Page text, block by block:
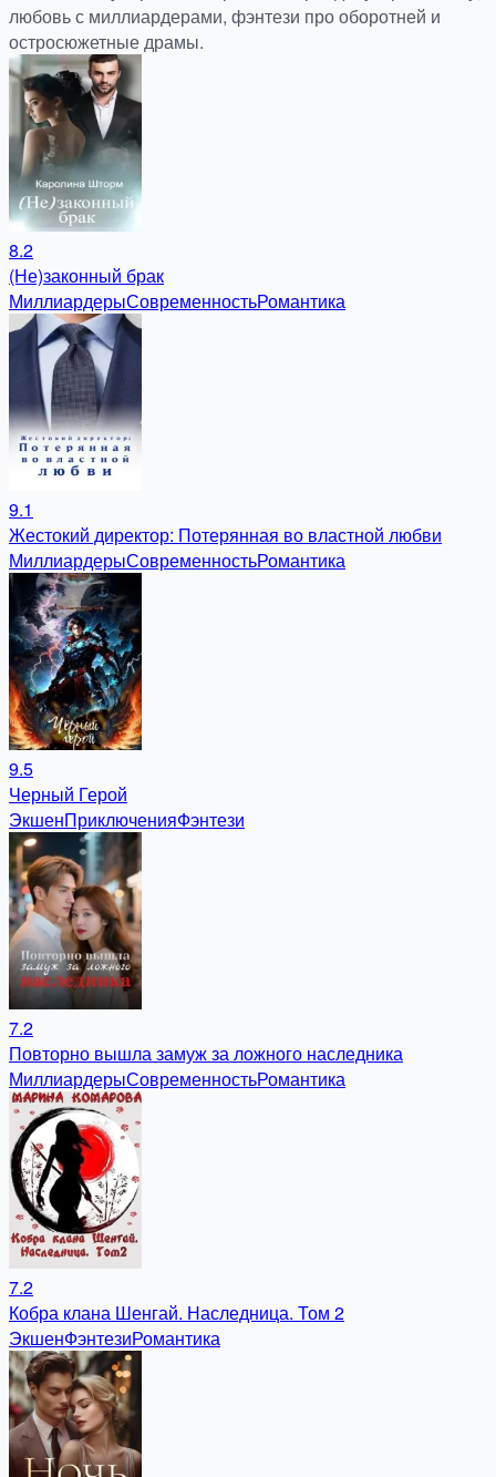
любовь с миллиардерами, фэнтези про оборотней и
остросюжетные драмы.
8.2
(Не)законный брак
МиллиардерыСовременностьРомантика
9.1
Жестокий директор: Потерянная во властной любви
МиллиардерыСовременностьРомантика
9.5
Черный Герой
ЭкшенПриключенияФэнтези
7.2
Повторно вышла замуж за ложного наследника
МиллиардерыСовременностьРомантика
7.2
Кобра клана Шенгай. Наследница. Том 2
ЭкшенФэнтезиРомантика